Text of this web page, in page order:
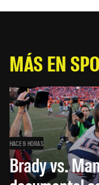
MÁS EN
HACE 9 HORAS
Brady vs.